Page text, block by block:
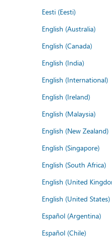
Eesti (Eesti)
English (Australia)
English (Canada)
English (India)
English (International)
English (Ireland)
English (Malaysia)
English (New Zealand)
English (Singapore)
English (South Africa)
English (United
English (United States)
Español (Argentina)
Español (Chile)